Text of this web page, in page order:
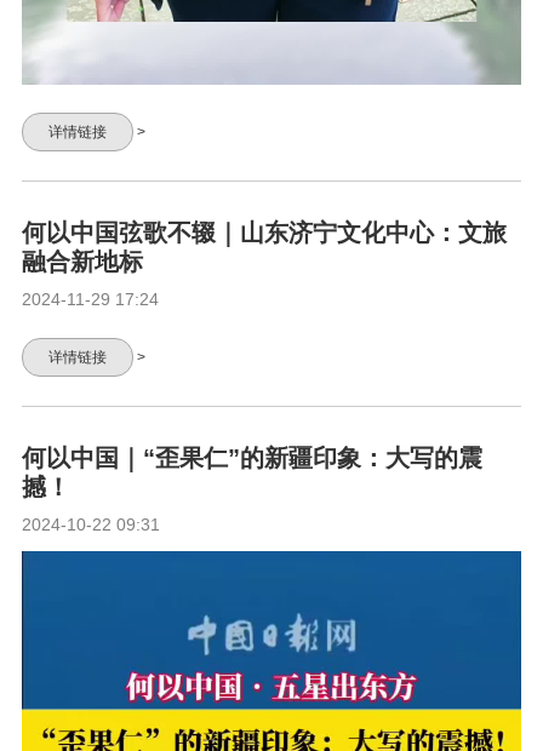
详情链接 >
何以中国弦歌不辍｜山东济宁文化中心：文旅
融合新地标
2024-11-29 17:24
详情链接 >
何以中国｜“歪果仁”的新疆印象：大写的震
撼！
2024-10-22 09:31